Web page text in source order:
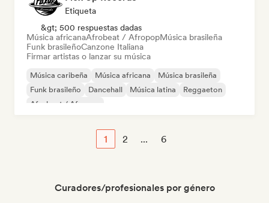
Etiqueta
&gt; 500 respuestas dadas
Música africanaAfrobeat / AfropopMúsica brasileña
Funk brasileñoCanzone Italiana
Firmar artistas o lanzar su música
Música caribeña Música africana
Música brasileña
Funk brasileño
Dancehall Música latina
Reggaeton
Afrobeat / Afropop
1 2 ... 6
Curadores/profesionales por género